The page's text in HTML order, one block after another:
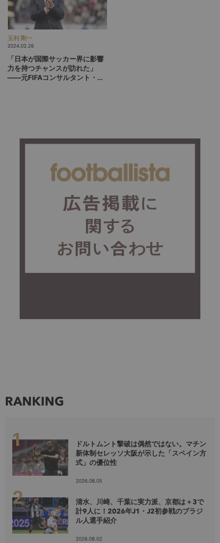
玉利 剛一
2024.02.26
「日本が国際サッカー界に影響
力を持つチャンスが訪れた」
――元FIFAコンサルタント・杉
RANKING
ドルトムント撃破は偶然ではない。マチン
新体制セレッソ大阪が示した「スペイン方
式」の優位性
2026.08.05
清水、川崎、千葉に実力派、京都は＋3で
計9人に！2026年J1・J2初参戦のブラジ
ル人選手紹介
2026.08.02